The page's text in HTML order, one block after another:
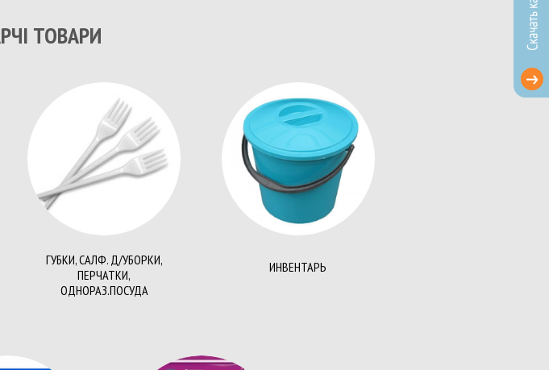
рулоны
Лента для кассовых аппаратов
Фотобумага
Ценники
Этикетки
Ручки шариковые, стержни
ТОВАРИ
ГУБКИ, САЛФ. Д/УБОРКИ,
ПЕРЧАТКИ,
ОДНОРАЗ.ПОСУДА
ИНВЕНТАРЬ